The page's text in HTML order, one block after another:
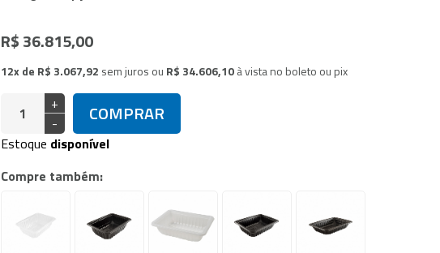
R$ 36.815,00
12x de R$ 3.067,92 sem juros ou R$ 34.606,10à vista no boleto ou pix
+
-
COMPRAR
Estoque disponível
Compre também: